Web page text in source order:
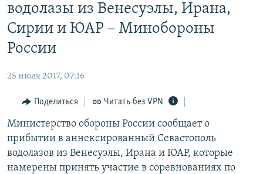
содержанию
Вернутся
главной
Вернутся
поиску
ВОДА
ИСТОРИЯ
ИНФОГРАФИКА
ТЕЛЕПРОЕКТ КРЫМ.РЕАЛИИ
СОВЕТЫ ПРАВОЗАЩИТНИКОВ
ПРОПАВШИЕ БЕЗ ВЕСТИ
РАДІО СВОБОДА
КАК ОБОЙТИ БЛОКИРОВКУ
Українською
Qırımtatar
водолазы из Венесуэлы, Ирана,
Сирии и ЮАР – Минобороны
России
25 июля 2017, 07:16
Поделиться Читать без VPN
Министерство обороны России сообщает о
прибытии в аннексированный Севастополь
водолазов из Венесуэлы, Ирана и ЮАР, которые
намерены принять участие в соревнованиях по